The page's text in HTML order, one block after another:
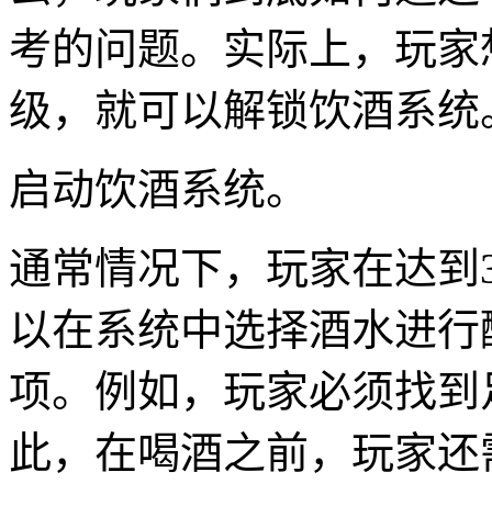
考的问题。实际上，玩
级，就可以解锁饮酒系统
启动饮酒系统。
通常情况下，玩家在达
以在系统中选择酒水进
项。例如，玩家必须找
此，在喝酒之前，玩家